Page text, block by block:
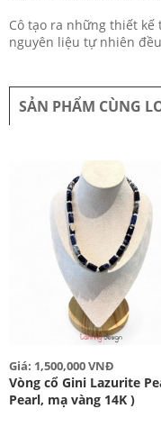
Cô tạo ra những thiết kế
nguyên liệu tự nhiên
SẢN PHẨM CÙNG
Giá: 1,500,000 VNĐ
Vòng cổ Gini Lazurite
Pearl, mạ vàng 14K )